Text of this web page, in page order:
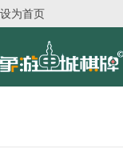
设为首页